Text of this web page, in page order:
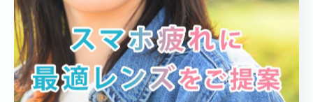
顔幅に最適なフレームを選ぶポイントは、まずフレーム
の横幅が顔の一番広い部分と同じかやや内側に収まるこ
とです。実際に店舗で試着し、こめかみ部分がきつくな
いか、逆に隙間ができすぎていないか確認しましょう。